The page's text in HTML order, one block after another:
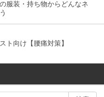
服装・持ち物からどんなネ
ト向け【腰痛対策】